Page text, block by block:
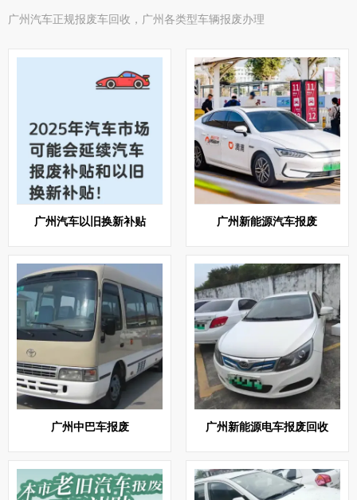
广州汽车正规报废车回收，广州各类型车辆报废办理
广州汽车以旧换新补贴 广州新能源汽车报废
广州中巴车报废 广州新能源电车报废回收